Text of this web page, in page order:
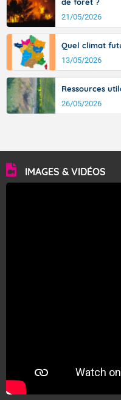
21/05/2026
Quel climat
13/05/2026
Ressources
26/05/2026
IMAGES & VIDÉOS